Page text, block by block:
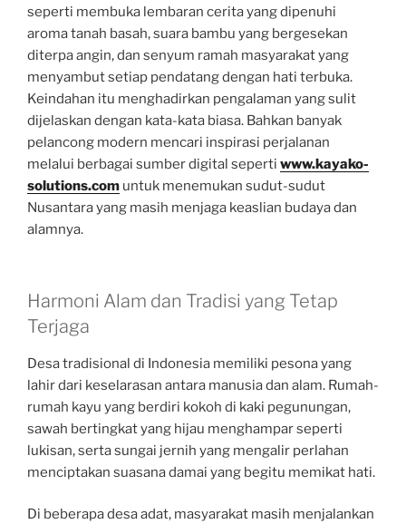
seperti membuka lembaran cerita yang dipenuhi
aroma tanah basah, suara bambu yang bergesekan
diterpa angin, dan senyum ramah masyarakat yang
menyambut setiap pendatang dengan hati terbuka.
Keindahan itu menghadirkan pengalaman yang sulit
dijelaskan dengan kata-kata biasa. Bahkan banyak
pelancong modern mencari inspirasi perjalanan
melalui berbagai sumber digital seperti www.kayako-
solutions.com untuk menemukan sudut-sudut
Nusantara yang masih menjaga keaslian budaya dan
alamnya.
Harmoni Alam dan Tradisi yang Tetap
Terjaga
Desa tradisional di Indonesia memiliki pesona yang
lahir dari keselarasan antara manusia dan alam. Rumah-
rumah kayu yang berdiri kokoh di kaki pegunungan,
sawah bertingkat yang hijau menghampar seperti
lukisan, serta sungai jernih yang mengalir perlahan
menciptakan suasana damai yang begitu memikat hati.
Di beberapa desa adat, masyarakat masih menjalankan